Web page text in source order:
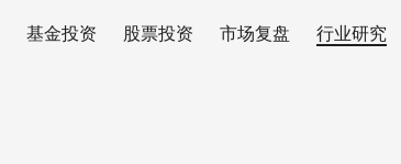
基金投资 股票投资 市场复盘 行业研究